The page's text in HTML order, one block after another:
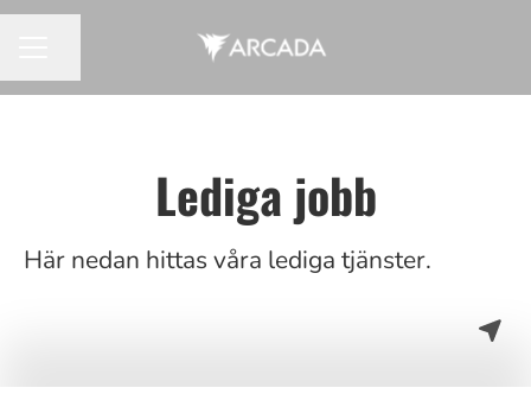
Lediga jobb
Här nedan hittas våra lediga tjänster.